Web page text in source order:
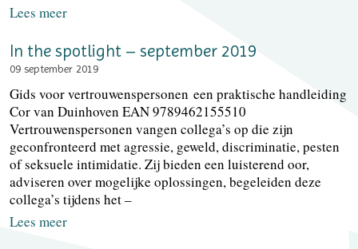
Lees meer
In the spotlight – september 2019
09 september 2019
Gids voor vertrouwenspersonen een praktische handleiding
Cor van Duinhoven EAN 9789462155510
Vertrouwenspersonen vangen collega’s op die zijn
geconfronteerd met agressie, geweld, discriminatie, pesten
of seksuele intimidatie. Zij bieden een luisterend oor,
adviseren over mogelijke oplossingen, begeleiden deze
collega’s tijdens het –
Lees meer